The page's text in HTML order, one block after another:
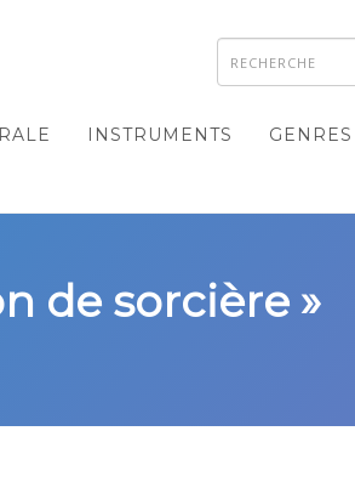
INSTRUMENTS GENRES
de sorcière »